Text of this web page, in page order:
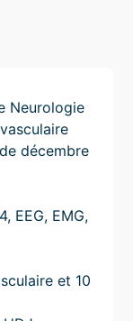
Neurologie
décembre
EEG, EMG,
et 10